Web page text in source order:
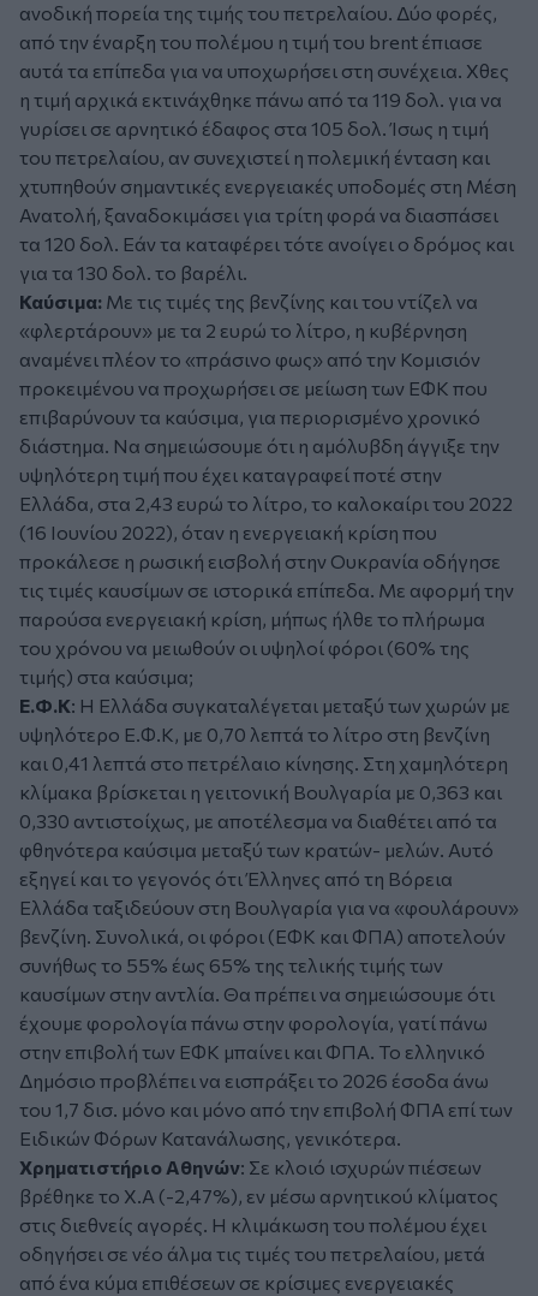
ανοδική πορεία της τιμής του πετρελαίου. Δύο φορές,
από την έναρξη του πολέμου η τιμή του brent έπιασε
αυτά τα επίπεδα για να υποχωρήσει στη συνέχεια. Χθες
η τιμή αρχικά εκτινάχθηκε πάνω από τα 119 δολ. για να
γυρίσει σε αρνητικό έδαφος στα 105 δολ. Ίσως η τιμή
του πετρελαίου, αν συνεχιστεί η πολεμική ένταση και
χτυπηθούν σημαντικές ενεργειακές υποδομές στη Μέση
Ανατολή, ξαναδοκιμάσει για τρίτη φορά να διασπάσει
τα 120 δολ. Εάν τα καταφέρει τότε ανοίγει ο δρόμος και
για τα 130 δολ. το βαρέλι.
Καύσιμα: Με τις τιμές της βενζίνης και του ντίζελ να
«φλερτάρουν» με τα 2 ευρώ το λίτρο, η κυβέρνηση
αναμένει πλέον το «πράσινο φως» από την Κομισιόν
προκειμένου να προχωρήσει σε μείωση των ΕΦΚ που
επιβαρύνουν τα καύσιμα, για περιορισμένο χρονικό
διάστημα. Να σημειώσουμε ότι η αμόλυβδη άγγιξε την
υψηλότερη τιμή που έχει καταγραφεί ποτέ στην
Ελλάδα, στα 2,43 ευρώ το λίτρο, το καλοκαίρι του 2022
(16 Ιουνίου 2022), όταν η ενεργειακή κρίση που
προκάλεσε η ρωσική εισβολή στην Ουκρανία οδήγησε
τις τιμές καυσίμων σε ιστορικά επίπεδα. Με αφορμή την
παρούσα ενεργειακή κρίση, μήπως ήλθε το πλήρωμα
του χρόνου να μειωθούν οι υψηλοί φόροι (60% της
τιμής) στα καύσιμα;
Ε.Φ.Κ: Η Ελλάδα συγκαταλέγεται μεταξύ των χωρών με
υψηλότερο Ε.Φ.Κ, με 0,70 λεπτά το λίτρο στη βενζίνη
και 0,41 λεπτά στο πετρέλαιο κίνησης. Στη χαμηλότερη
κλίμακα βρίσκεται η γειτονική Βουλγαρία με 0,363 και
0,330 αντιστοίχως, με αποτέλεσμα να διαθέτει από τα
φθηνότερα καύσιμα μεταξύ των κρατών- μελών. Αυτό
εξηγεί και το γεγονός ότι Έλληνες από τη Βόρεια
Ελλάδα ταξιδεύουν στη Βουλγαρία για να «φουλάρουν»
βενζίνη. Συνολικά, οι φόροι (ΕΦΚ και ΦΠΑ) αποτελούν
συνήθως το 55% έως 65% της τελικής τιμής των
καυσίμων στην αντλία. Θα πρέπει να σημειώσουμε ότι
έχουμε φορολογία πάνω στην φορολογία, γατί πάνω
στην επιβολή των ΕΦΚ μπαίνει και ΦΠΑ. Το ελληνικό
Δημόσιο προβλέπει να εισπράξει το 2026 έσοδα άνω
του 1,7 δισ. μόνο και μόνο από την επιβολή ΦΠΑ επί των
Ειδικών Φόρων Κατανάλωσης, γενικότερα.
Χρηματιστήριο Αθηνών: Σε κλοιό ισχυρών πιέσεων
βρέθηκε το Χ.Α (-2,47%), εν μέσω αρνητικού κλίματος
στις διεθνείς αγορές. Η κλιμάκωση του πολέμου έχει
οδηγήσει σε νέο άλμα τις τιμές του πετρελαίου, μετά
από ένα κύμα επιθέσεων σε κρίσιμες ενεργειακές